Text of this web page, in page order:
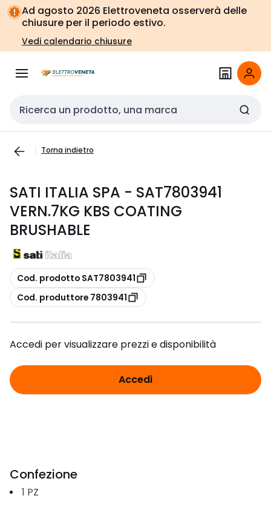
Vai alla
navigazione
Vai
alla
pagina
Ad agosto 2026 Elettroveneta osserverà delle
chiusure per il periodo estivo.
Vedi calendario chiusure
Cerca input
Torna indietro
SATI ITALIA SPA - SAT7803941
VERN.7KG KBS COATING
BRUSHABLE
copia
Cod. prodotto SAT7803941
copia
Cod. produttore 7803941
Accedi per visualizzare prezzi e disponibilità
Accedi
Confezione
1 PZ